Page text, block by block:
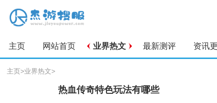
主页 网站首页 业界热文 最新测评 资讯
主页>业界热文>
热血传奇特色玩法有哪些